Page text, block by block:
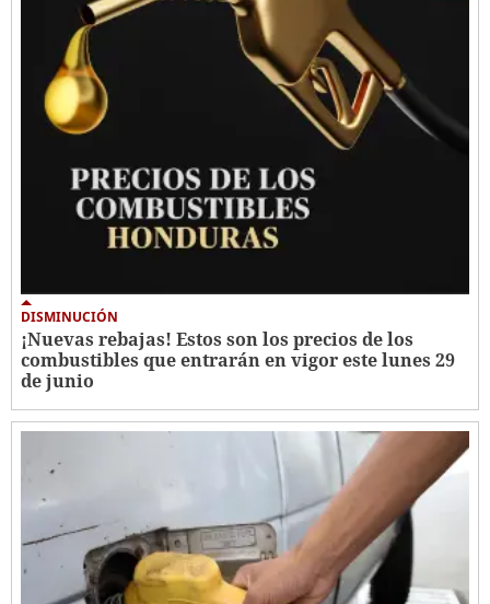
DISMINUCIÓN
¡Nuevas rebajas! Estos son los precios de los
combustibles que entrarán en vigor este lunes 29
de junio